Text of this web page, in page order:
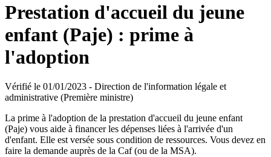
Prestation d'accueil du jeune
enfant (Paje) : prime à
l'adoption
Vérifié le 01/01/2023 - Direction de l'information légale et
administrative (Première ministre)
La prime à l'adoption de la prestation d'accueil du jeune enfant
(Paje) vous aide à financer les dépenses liées à l'arrivée d'un
d'enfant. Elle est versée sous condition de ressources. Vous devez en
faire la demande auprès de la Caf (ou de la MSA).